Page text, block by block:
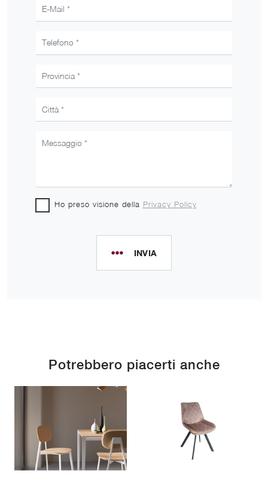
Ho preso visione della Privacy Policy
INVIA
Potrebbero piacerti anche